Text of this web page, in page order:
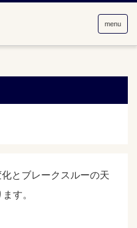
menu
とブレークスルーの天
す。